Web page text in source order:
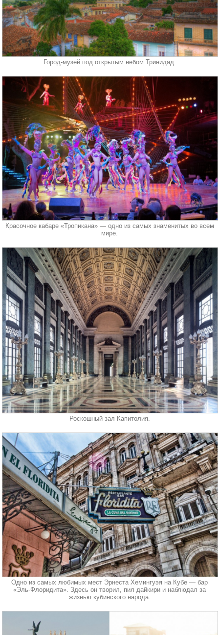
Город-музей под открытым небом Тринидад.
Красочное кабаре «Тропикана» — одно из самых знаменитых во всем
мире.
Роскошный зал Капитолия.
Одно из самых любимых мест Эрнеста Хемингуэя на Кубе — бар
«Эль-Флоридита». Здесь он творил, пил дайкири и наблюдал за
жизнью кубинского народа.